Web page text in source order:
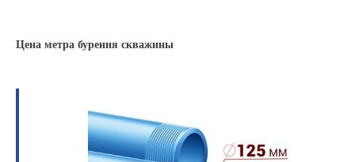
Цена метра бурения скважины